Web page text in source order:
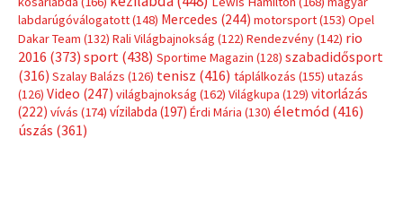
Címkék